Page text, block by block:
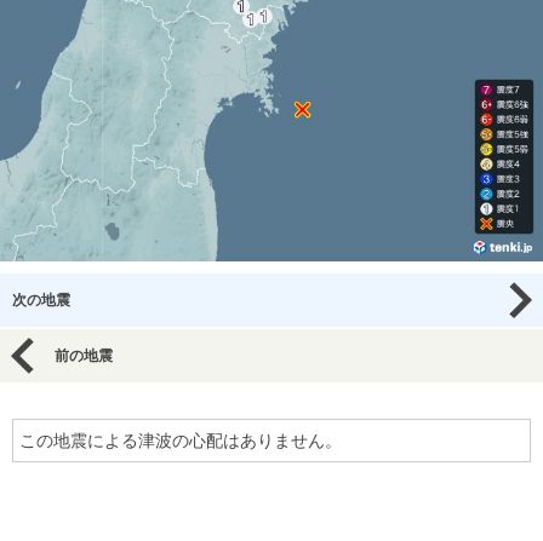
次の地震
前の地震
この地震による津波の心配はありません。